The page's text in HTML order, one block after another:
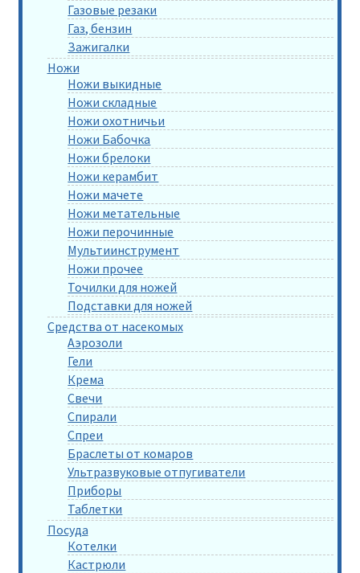
Газовые резаки
Газ, бензин
Зажигалки
Ножи
Ножи выкидные
Ножи складные
Ножи охотничьи
Ножи Бабочка
Ножи брелоки
Ножи керамбит
Ножи мачете
Ножи метательные
Ножи перочинные
Мультиинструмент
Ножи прочее
Точилки для ножей
Подставки для ножей
Средства от насекомых
Аэрозоли
Гели
Крема
Свечи
Спирали
Спреи
Браслеты от комаров
Ультразвуковые отпугиватели
Приборы
Таблетки
Посуда
Котелки
Кастрюли